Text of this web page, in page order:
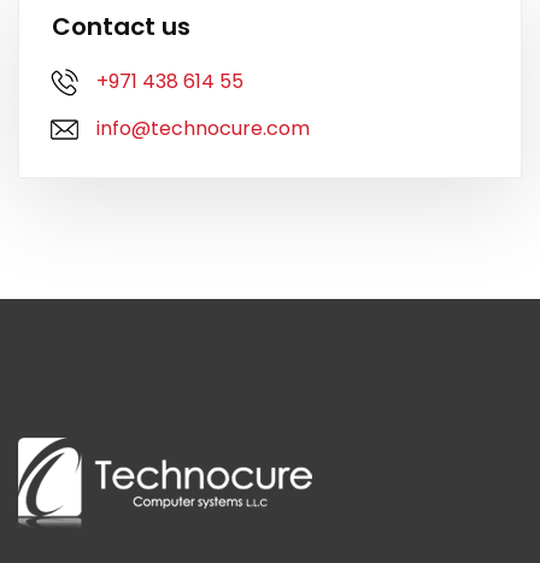
Contact us
+971 438 614 55
info@technocure.com